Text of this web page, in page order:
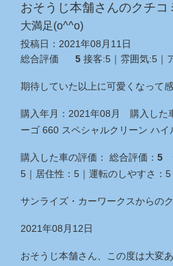
おそうじ本舗さんのクチコ
大満足(o^^o)
投稿日： 2021年08月11日
総合評価
5 接客:5 ｜雰囲気:5 ｜
期待していた以上に可愛くなって感
購入年月： 2021年08月 購入した
ーゴ 660 スペシャルクリーン ハイ
購入した車の評価： 総合評価： 5
5 ｜ 居住性： 5 ｜ 運転のしやすさ： 5
サンライズ・カーワークスからの
2021年08月12日
おそうじ本舗さん、この度は大変